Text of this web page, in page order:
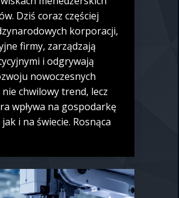
Dziś coraz częściej
korporacji,
firmy, zarządzają
i odgrywają
nowoczesnych
chwilowy trend, lecz
wpływa na gospodarkę
i na świecie. Rosnąca